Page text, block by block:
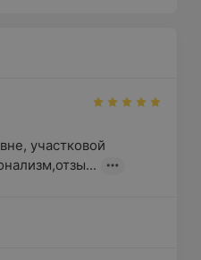
участковой